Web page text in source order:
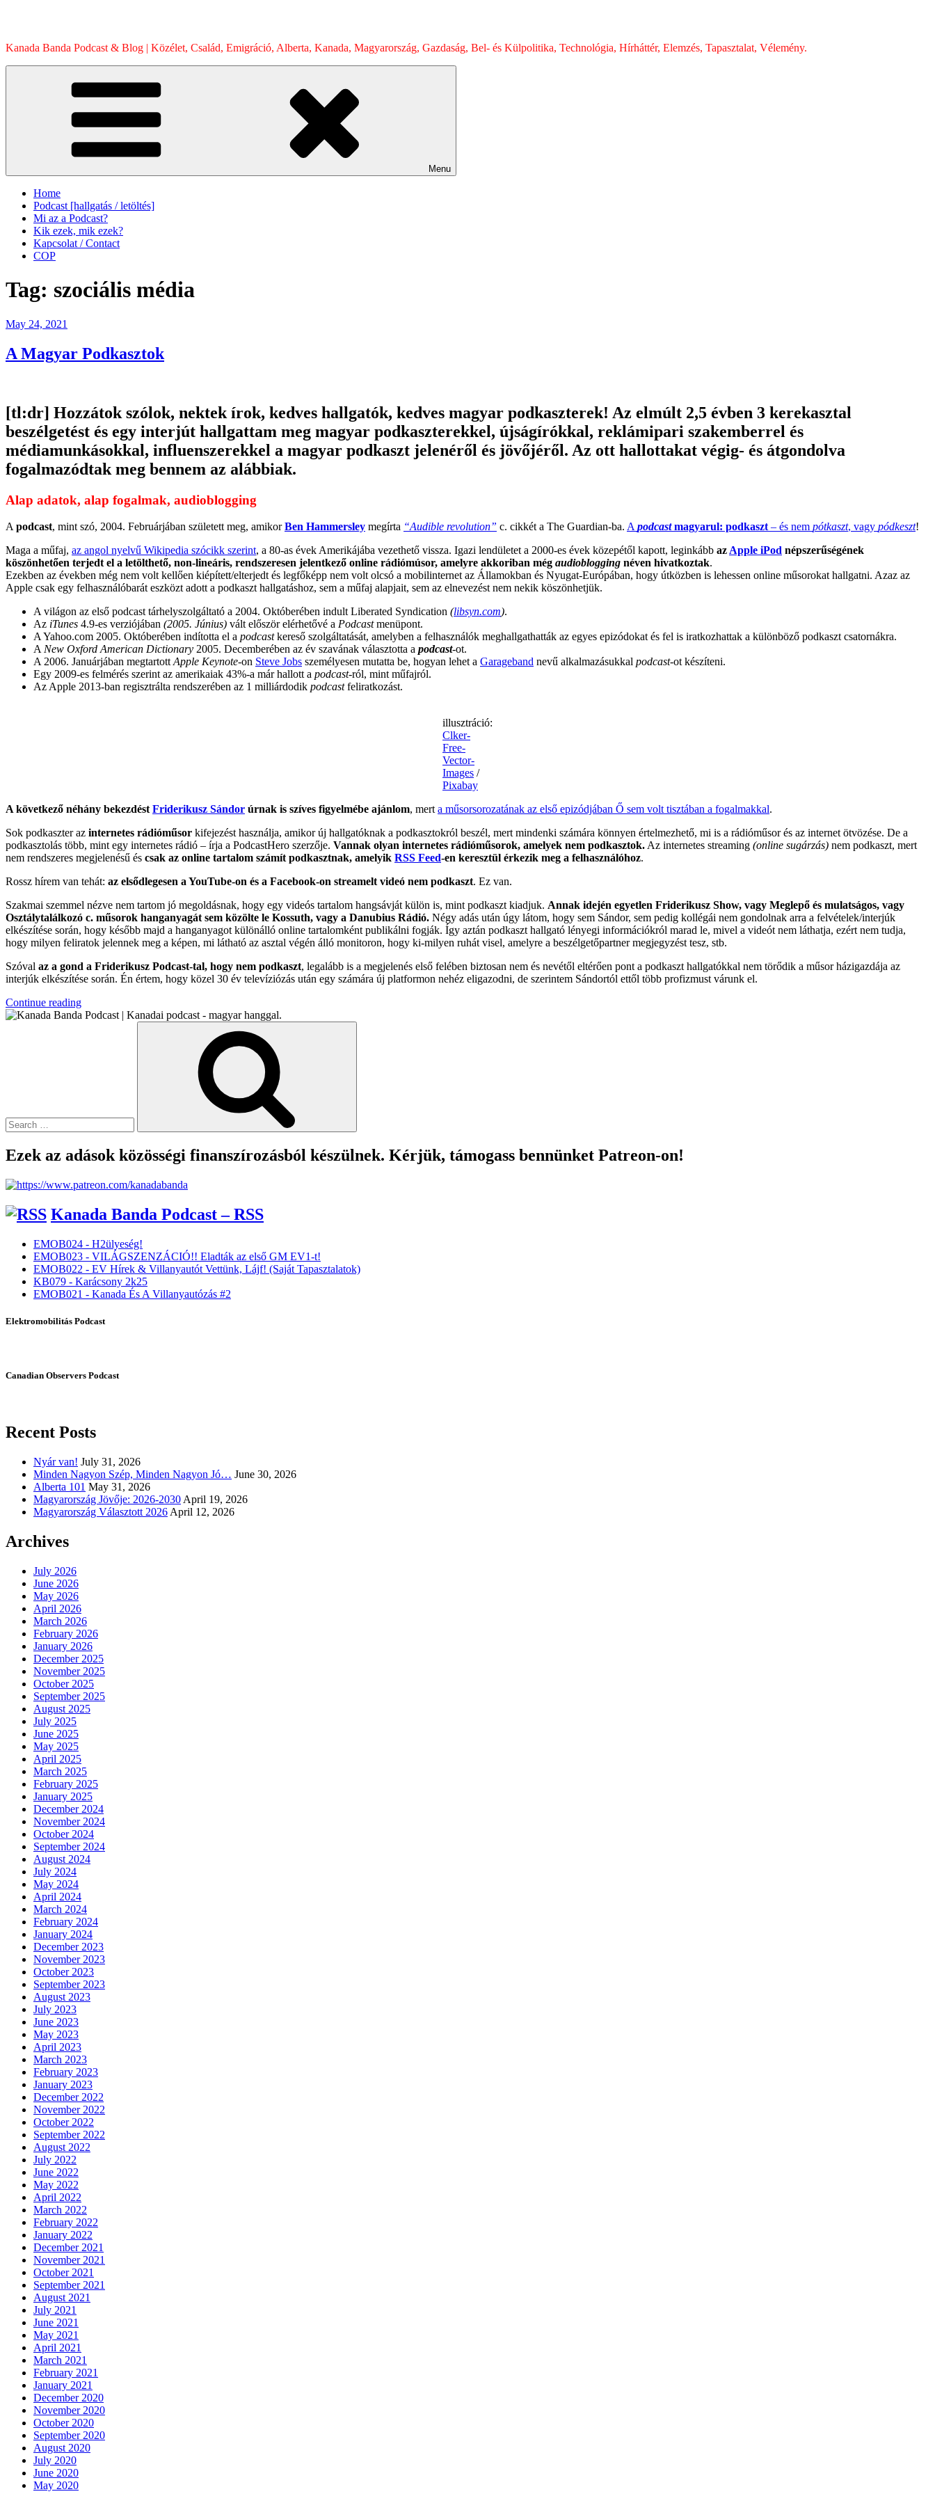
Kanada Banda Podcast & Blog | Közélet, Család, Emigráció, Alberta, Kanada, Magyarország, Gazdaság, Bel- és Külpolitika, Technológia, Hírháttér, Elemzés, Tapasztalat, Vélemény.
Menu
Home
Podcast [hallgatás / letöltés]
Mi az a Podcast?
Kik ezek, mik ezek?
Kapcsolat / Contact
COP
Tag: szociális média
Posted
May 24, 2021
A Magyar Podkasztok
[tl:dr] Hozzátok szólok, nektek írok, kedves hallgatók, kedves magyar podkaszterek! Az elmúlt 2,5 évben 3 kerekasztal
beszélgetést és egy interjút hallgattam meg magyar podkaszterekkel, újságírókkal, reklámipari szakemberrel és
médiamunkásokkal, influenszerekkel a magyar podkaszt jelenéről és jövőjéről. Az ott hallottakat végig- és átgondolva
fogalmazódtak meg bennem az alábbiak.
Alap adatok, alap fogalmak, audioblogging
A podcast, mint szó, 2004. Februárjában született meg, amikorBen Hammersley megírta “Audible revolution” c. cikkét a The Guardian-ba. A podcastmagyarul: podkaszt – és nem pótkaszt, vagy pódkeszt!
Maga a műfaj, az angol nyelvű Wikipedia szócikk szerint, a 80-as évek Amerikájába vezethető vissza. Igazi lendületet a 2000-es évek közepétől kapott, leginkább az Apple iPod népszerűségének
köszönhetően terjedt el a letölthető, non-lineáris, rendszeresen jelentkező online rádiómúsor, amelyre akkoriban még audioblogging néven hivatkoztak.
Ezekben az években még nem volt kellően kiépített/elterjedt és legfőképp nem volt olcsó a mobilinternet az Államokban és Nyugat-Európában, hogy útközben is lehessen online műsorokat hallgatni. Azaz az
Apple csak egy felhasználóbarát eszközt adott a podkaszt hallgatáshoz, sem a műfaj alapjait, sem az elnevezést nem nekik köszönhetjük.
A világon az első podcast tárhelyszolgáltató a 2004. Októberében indult Liberated Syndication (libsyn.com).
Az iTunes 4.9-es verziójában (2005. Június) vált először elérhetővé a Podcastmenüpont.
A Yahoo.com 2005. Októberében indította el a podcastkereső szolgáltatását, amelyben a felhasználók meghallgathatták az egyes epizódokat és fel is iratkozhattak a különböző podkaszt csatornákra.
A New Oxford American Dictionary 2005. Decemberében az év szavának választotta a podcast-ot.
A 2006. Januárjában megtartott Apple Keynote-on Steve Jobs személyesen mutatta be, hogyan lehet a Garageband nevű alkalmazásukkal podcast-ot készíteni.
Egy 2009-es felmérés szerint az amerikaiak 43%-a már hallott a podcast-ról, mint műfajról.
Az Apple 2013-ban regisztrálta rendszerében az 1 milliárdodik podcastfeliratkozást.
illusztráció:
Clker-
Free-
Vector-
Images /
Pixabay
A következő néhány bekezdést Friderikusz Sándor úrnak is szíves figyelmébe ajánlom, mert a műsorsorozatának az első epizódjában Ő sem volt tisztában a fogalmakkal.
Sok podkaszter az internetes rádióműsor kifejezést használja, amikor új hallgatóknak a podkasztokról beszél, mert mindenki számára könnyen értelmezhető, mi is a rádióműsor és az internet ötvözése. De a
podkasztolás több, mint egy internetes rádió – írja a PodcastHero szerzője. Vannak olyan internetes rádióműsorok, amelyek nem podkasztok. Az internetes streaming (online sugárzás) nem podkaszt, mert
nem rendszeres megjelenésű és csak az online tartalom számít podkasztnak, amelyik RSS Feed-en keresztül érkezik meg a felhasználóhoz.
Rossz hírem van tehát: az elsődlegesen a YouTube-on és a Facebook-on streamelt videó nem podkaszt. Ez van.
Szakmai szemmel nézve nem tartom jó megoldásnak, hogy egy videós tartalom hangsávját külön is, mint podkaszt kiadjuk. Annak idején egyetlen Friderikusz Show, vagy Meglepő és mulatságos, vagy
Osztálytalálkozó c. műsorok hanganyagát sem közölte le Kossuth, vagy a Danubius Rádió. Négy adás után úgy látom, hogy sem Sándor, sem pedig kollégái nem gondolnak arra a felvételek/interjúk
elkészítése során, hogy később majd a hanganyagot különálló online tartalomként publikálni fogják. Így aztán podkaszt hallgató lényegi információkról marad le, mivel a videót nem láthatja, ezért nem tudja,
hogy milyen feliratok jelennek meg a képen, mi látható az asztal végén álló monitoron, hogy ki-milyen ruhát visel, amelyre a beszélgetőpartner megjegyzést tesz, stb.
Szóval az a gond a Friderikusz Podcast-tal, hogy nem podkaszt, legalább is a megjelenés első felében biztosan nem és nevétől eltérően pont a podkaszt hallgatókkal nem törődik a műsor házigazdája az
interjúk elkészítése során. Én értem, hogy közel 30 év televíziózás után egy számára új platformon nehéz eligazodni, de szerintem Sándortól ettől több profizmust várunk el.
Continue reading“A
Magyar
Ezek az adások közösségi finanszírozásból készülnek. Kérjük, támogass bennünket Patreon-on!
Kanada Banda Podcast – RSS
EMOB024 - H2ülyeség!
EMOB023 - VILÁGSZENZÁCIÓ!! Eladták az első GM EV1-t!
EMOB022 - EV Hírek & Villanyautót Vettünk, Lájf! (Saját Tapasztalatok)
KB079 - Karácsony 2k25
EMOB021 - Kanada És A Villanyautózás #2
Elektromobilitás Podcast
Canadian Observers Podcast
Recent Posts
Nyár van! July 31, 2026
Minden Nagyon Szép, Minden Nagyon Jó… June 30, 2026
Alberta 101 May 31, 2026
Magyarország Jövője: 2026-2030 April 19, 2026
Magyarország Választott 2026 April 12, 2026
Archives
July 2026
June 2026
May 2026
April 2026
March 2026
February 2026
January 2026
December 2025
November 2025
October 2025
September 2025
August 2025
July 2025
June 2025
May 2025
April 2025
March 2025
February 2025
January 2025
December 2024
November 2024
October 2024
September 2024
August 2024
July 2024
May 2024
April 2024
March 2024
February 2024
January 2024
December 2023
November 2023
October 2023
September 2023
August 2023
July 2023
June 2023
May 2023
April 2023
March 2023
February 2023
January 2023
December 2022
November 2022
October 2022
September 2022
August 2022
July 2022
June 2022
May 2022
April 2022
March 2022
February 2022
January 2022
December 2021
November 2021
October 2021
September 2021
August 2021
July 2021
June 2021
May 2021
April 2021
March 2021
February 2021
January 2021
December 2020
November 2020
October 2020
September 2020
August 2020
July 2020
June 2020
May 2020